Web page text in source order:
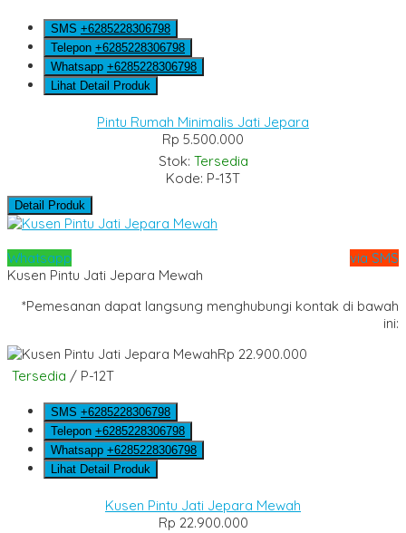
SMS +6285228306798
Telepon +6285228306798
Whatsapp +6285228306798
Lihat Detail Produk
Pintu Rumah Minimalis Jati Jepara
Rp 5.500.000
Stok: Tersedia
Kode: P-13T
Detail Produk
Whatsapp
via SMS
Kusen Pintu Jati Jepara Mewah
*Pemesanan dapat langsung menghubungi kontak di bawah
ini:
Rp 22.900.000
Tersedia / P-12T
SMS +6285228306798
Telepon +6285228306798
Whatsapp +6285228306798
Lihat Detail Produk
Kusen Pintu Jati Jepara Mewah
Rp 22.900.000